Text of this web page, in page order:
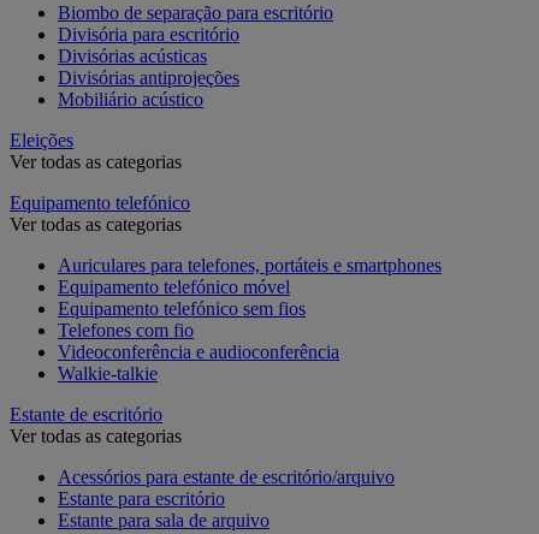
Biombo de separação para escritório
Divisória para escritório
Divisórias acústicas
Divisórias antiprojeções
Mobiliário acústico
Eleições
Ver todas as categorias
Equipamento telefónico
Ver todas as categorias
Auriculares para telefones, portáteis e smartphones
Equipamento telefónico móvel
Equipamento telefónico sem fios
Telefones com fio
Videoconferência e audioconferência
Walkie-talkie
Estante de escritório
Ver todas as categorias
Acessórios para estante de escritório/arquivo
Estante para escritório
Estante para sala de arquivo